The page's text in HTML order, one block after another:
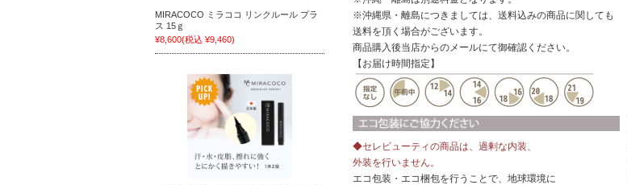
※沖縄県・離島につきましては、送料込みの商品に関しても
送料を頂く場合がございます。
商品購入後当店からのメールにて御確認ください。
【お届け時間指定】
◆セレビューティの商品は、過剰な内装、
外装を行いません。
エコ包装・エコ梱包を行うことで、地球環境に
MIRACOCO ミラココ リンクルール プラ
ス 15ｇ
¥8,600(税込 ¥9,460)